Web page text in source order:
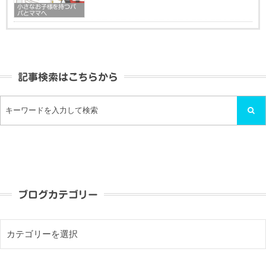
小さなお子様を持つパ
パとママへ
記事検索はこちらから
ブログカテゴリー